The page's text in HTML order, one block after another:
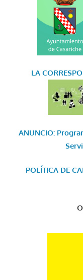
LA
ANUNCIO:
POLÍTICA DE